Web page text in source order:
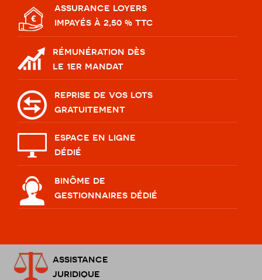
assurance loyers
impayés à 2,50 % ttc
rémunération dès
le 1er mandat
reprise de vos lots
gratuitement
espace en ligne
dédié
binôme de
gestionnaires dédié
assistance
juridique